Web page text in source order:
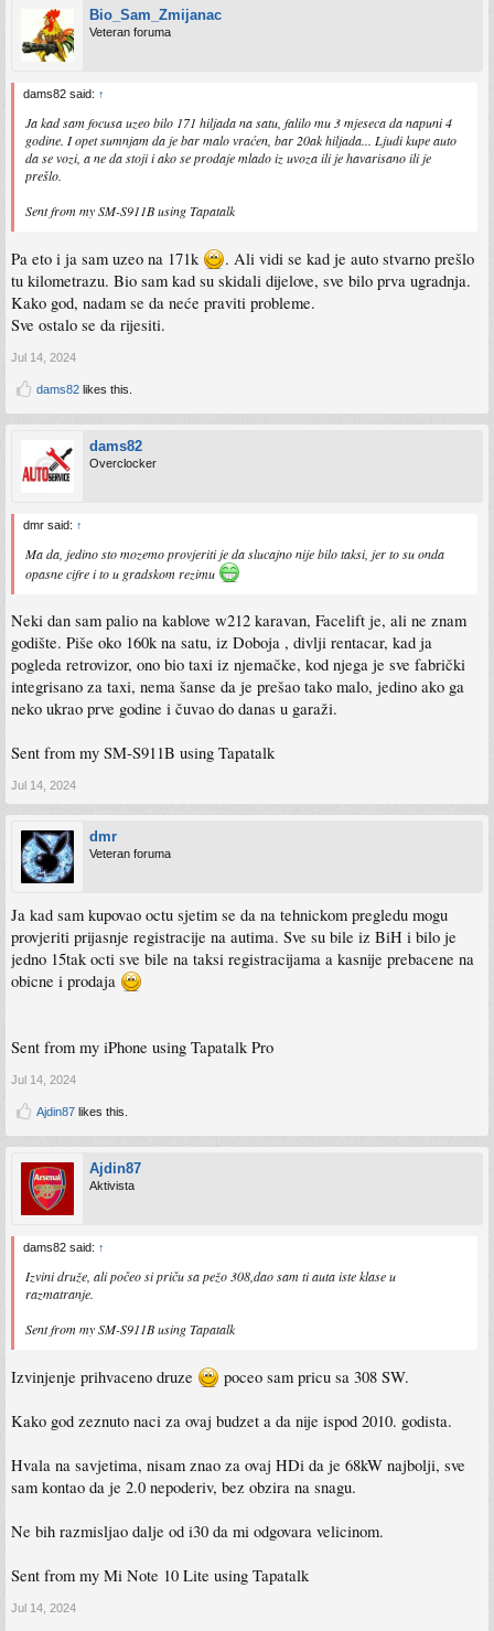
Bio_Sam_Zmijanac
Veteran foruma
dams82 said: ↑
Ja kad sam focusa uzeo bilo 171 hiljada na satu, falilo mu 3 mjeseca da napuni 4
godine. I opet sumnjam da je bar malo vraćen, bar 20ak hiljada... Ljudi kupe auto
da se vozi, a ne da stoji i ako se prodaje mlado iz uvoza ili je havarisano ili je
prešlo.
Sent from my SM-S911B using Tapatalk
Pa eto i ja sam uzeo na 171k
. Ali vidi se kad je auto stvarno prešlo
tu kilometrazu. Bio sam kad su skidali dijelove, sve bilo prva ugradnja.
Kako god, nadam se da neće praviti probleme.
Sve ostalo se da rijesiti.
Jul 14, 2024
dams82 likes this.
dams82
Overclocker
dmr said: ↑
Ma da, jedino sto mozemo provjeriti je da slucajno nije bilo taksi, jer to su onda
opasne cifre i to u gradskom rezimu
Neki dan sam palio na kablove w212 karavan, Facelift je, ali ne znam
godište. Piše oko 160k na satu, iz Doboja , divlji rentacar, kad ja
pogleda retrovizor, ono bio taxi iz njemačke, kod njega je sve fabrički
integrisano za taxi, nema šanse da je prešao tako malo, jedino ako ga
neko ukrao prve godine i čuvao do danas u garaži.
Sent from my SM-S911B using Tapatalk
Jul 14, 2024
dmr
Veteran foruma
Ja kad sam kupovao octu sjetim se da na tehnickom pregledu mogu
provjeriti prijasnje registracije na autima. Sve su bile iz BiH i bilo je
jedno 15tak octi sve bile na taksi registracijama a kasnije prebacene na
obicne i prodaja
Sent from my iPhone using Tapatalk Pro
Jul 14, 2024
Ajdin87 likes this.
Ajdin87
Aktivista
dams82 said: ↑
Izvini druže, ali počeo si priču sa pežo 308,dao sam ti auta iste klase u
razmatranje.
Sent from my SM-S911B using Tapatalk
Izvinjenje prihvaceno druze poceo sam pricu sa 308 SW.
Kako god zeznuto naci za ovaj budzet a da nije ispod 2010. godista.
Hvala na savjetima, nisam znao za ovaj HDi da je 68kW najbolji, sve
sam kontao da je 2.0 nepoderiv, bez obzira na snagu.
Ne bih razmisljao dalje od i30 da mi odgovara velicinom.
Sent from my Mi Note 10 Lite using Tapatalk
Jul 14, 2024